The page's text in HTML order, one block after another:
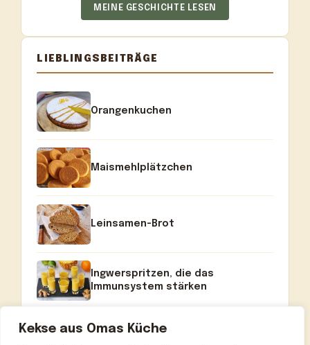
Kekse aus Omas Küche
MEINE GESCHICHTE LESEN
LIEBLINGSBEITRÄGE
Orangenkuchen
Maismehlplätzchen
Leinsamen-Brot
Ingwerspritzen, die das
Immunsystem stärken